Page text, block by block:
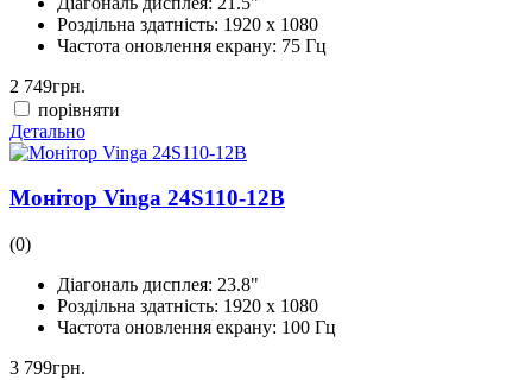
Роздільна здатність: 1920 x 1080
Частота оновлення екрану: 75 Гц
2 749грн.
порівняти
Детально
Монітор Vinga 24S110-12B
(0)
Діагональ дисплея: 23.8"
Роздільна здатність: 1920 x 1080
Частота оновлення екрану: 100 Гц
3 799грн.